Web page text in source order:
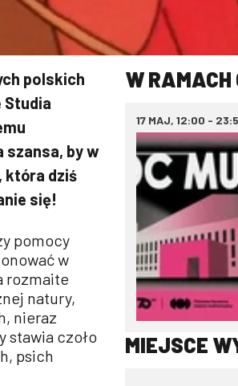
polskich
Studia
szansa, by w
która dziś
się!
pomocy
w
rozmaite
natury,
nieraz
stawia czoło
psich
W RAMACH
17 MAJ, 12:00 -
MIEJSCE